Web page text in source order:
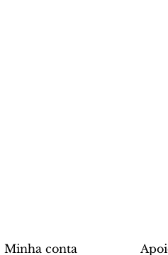
Minha conta